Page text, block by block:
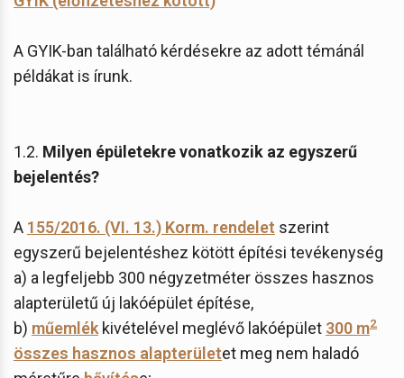
A GYIK-ban található kérdésekre az adott témánál
példákat is írunk.
1.2. Milyen épületekre vonatkozik az egyszerű
bejelentés?
A 155/2016. (VI. 13.) Korm. rendelet szerint
egyszerű bejelentéshez kötött építési tevékenység
a) a legfeljebb 300 négyzetméter összes hasznos
alapterületű új lakóépület építése,
b) műemlék kivételével meglévő lakóépület 300 m2
összes hasznos alapterületet meg nem haladó